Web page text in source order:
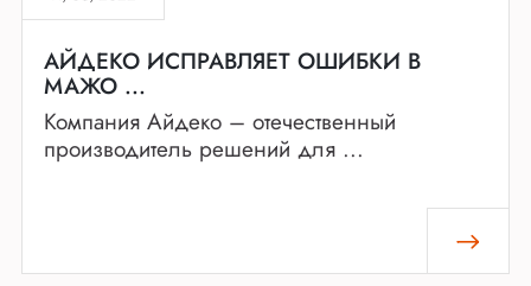
АЙДЕКО ИСПРАВЛЯЕТ ОШИБКИ В
МАЖО ...
Компания Айдеко – отечественный
производитель решений для ...